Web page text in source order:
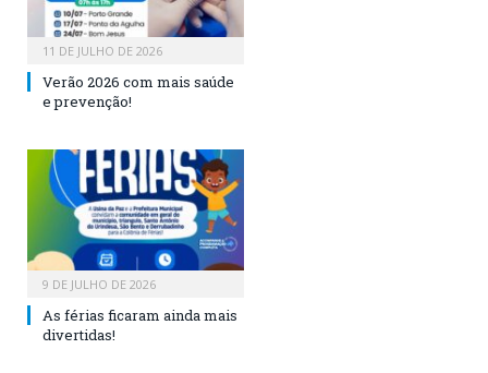
11 DE JULHO DE 2026
Verão 2026 com mais saúde
e prevenção!
9 DE JULHO DE 2026
As férias ficaram ainda mais
divertidas!